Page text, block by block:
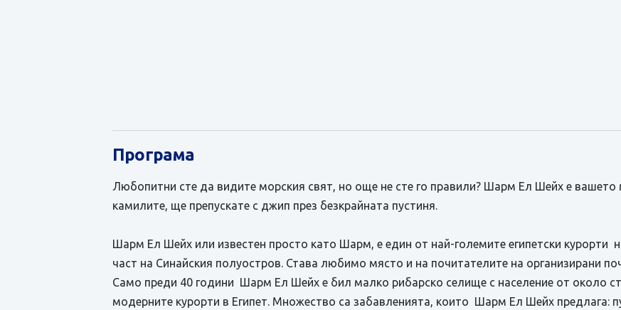
Програма
Любопитни сте да видите морския свят, но още не сте го правили? Шарм Ел Шейх е вашето
камилите, ще препускате с джип през безкрайната пустиня.
Шарм Ел Шейх или известен просто като Шарм, е един от най-големите египетски курорти
част на Синайския полуостров. Става любимо място и на почитателите на организирани
Само преди 40 години Шарм Ел Шейх е бил малко рибарско селище с население от около
модерните курорти в Египет. Множество са забавленията, които Шарм Ел Шейх предлага: